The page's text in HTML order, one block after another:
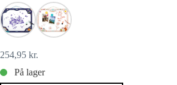
254,95 kr.
På lager